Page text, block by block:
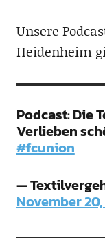
Unsere
Heidenheim
Podcast: Die
Verlieben
#fcunion
—
November 20,